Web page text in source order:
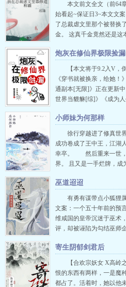
本文前文全文（前64
始看起~保证日3~本文文
了总裁虐文里那个被替换
金。 这真千金竟然还是这
就连大结局都是得了
瑜：······我可去你的
道，注定要惩…
炮灰在修仙界极限捡漏
【本文将于9.2入V，
《穿书就被换亲，给她
通副本[无限]》正在更新
世界当貔貅[综]》《成为
命衬托女主的好运和高
好不容易找到的躯体也能
炮灰…
小师妹为何那样
徐行穿越进了修真
成功卷成了王中王，江湖
幸卒。 然后重来一世，
界。 且又是一手烂牌，成
了.jpg 所以，她决定要
任何人的注意，从此过着
—— 所以她睁眼时…
巫道迢迢
有勇有谋带点小狐狸
文案：一个五十年前的预
维咸国的皇帝沉迷于巫术
评，却被诬陷为勾结巫师
之下被残害第一人。十三
尘封的往事重新展示在大
这得益于两个似乎与此案
寄生阴郁剑君后
【合欢宗妖女 X高岭
恨的东西有两样，一是魔
都占了。活着时，她以他